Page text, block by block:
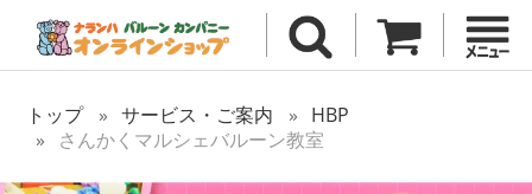
トップ サービス・ご案内
HBP
さんかくマルシェバルーン教室